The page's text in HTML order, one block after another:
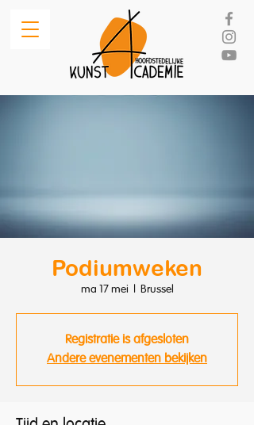
Podiumweken
ma 17 mei
  |
Brussel
Registratie is afgesloten
Andere evenementen bekijken